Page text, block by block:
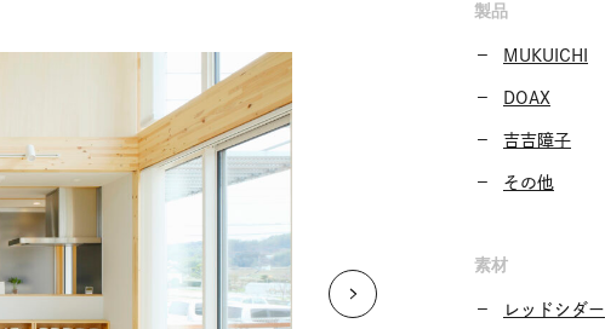
製品
MUKUICHI
DOAX
吉吉障子
その他
素材
レッドシダー